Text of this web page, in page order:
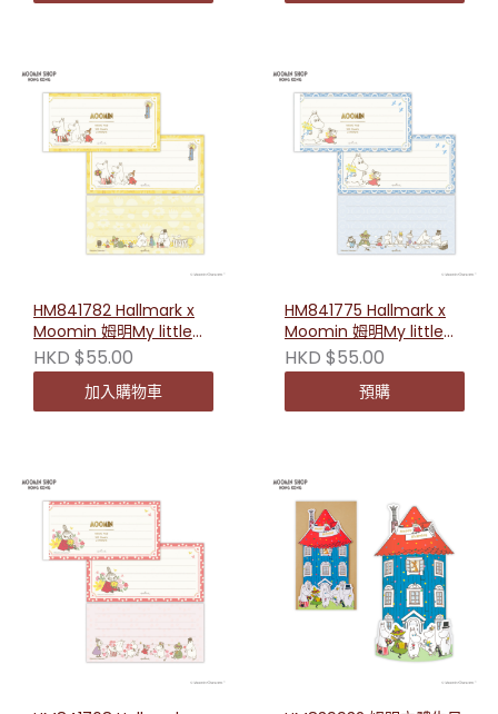
HM841782 Hallmark x
Moomin 姆明My little
something系列橫式便條
紙（愛）
HKD $55.00
加入購物車
HM841775 Hallmark x
Moomin 姆明My little
something系列橫式便條
紙（書信）
HKD $55.00
預購